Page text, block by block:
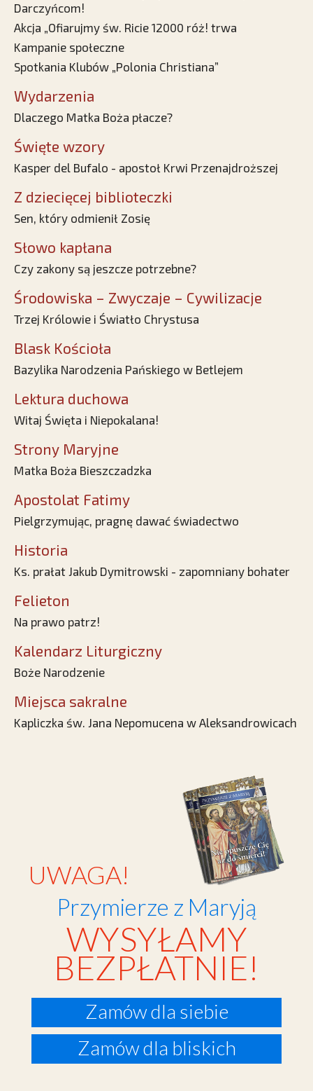
Darczyńcom!
Akcja „Ofiarujmy św. Ricie 12000 róż! trwa
Kampanie społeczne
Spotkania Klubów „Polonia Christiana”
Wydarzenia
Dlaczego Matka Boża płacze?
Święte wzory
Kasper del Bufalo - apostoł Krwi Przenajdroższej
Z dziecięcej biblioteczki
Sen, który odmienił Zosię
Słowo kapłana
Czy zakony są jeszcze potrzebne?
Środowiska – Zwyczaje – Cywilizacje
Trzej Królowie i Światło Chrystusa
Blask Kościoła
Bazylika Narodzenia Pańskiego w Betlejem
Lektura duchowa
Witaj Święta i Niepokalana!
Strony Maryjne
Matka Boża Bieszczadzka
Apostolat Fatimy
Pielgrzymując, pragnę dawać świadectwo
Historia
Ks. prałat Jakub Dymitrowski - zapomniany bohater
Felieton
Na prawo patrz!
Kalendarz Liturgiczny
Boże Narodzenie
Miejsca sakralne
Kapliczka św. Jana Nepomucena w Aleksandrowicach
UWAGA!
Przymierze z Maryją
WYSYŁAMY
BEZPŁATNIE!
Zamów dla siebie
Zamów dla bliskich